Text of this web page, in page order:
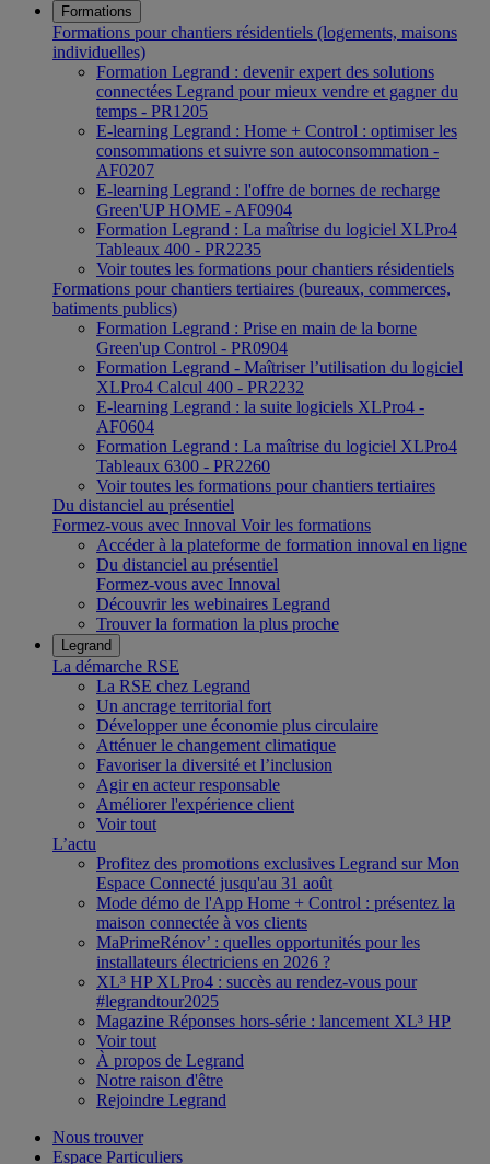
Formations
Formations pour chantiers résidentiels (logements, maisons
individuelles)
Formation Legrand : devenir expert des solutions
connectées Legrand pour mieux vendre et gagner du
temps - PR1205
E-learning Legrand : Home + Control : optimiser les
consommations et suivre son autoconsommation -
AF0207
E-learning Legrand : l'offre de bornes de recharge
Green'UP HOME - AF0904
Formation Legrand : La maîtrise du logiciel XLPro4
Tableaux 400 - PR2235
Voir toutes les formations pour chantiers résidentiels
Formations pour chantiers tertiaires (bureaux, commerces,
batiments publics)
Formation Legrand : Prise en main de la borne
Green'up Control - PR0904
Formation Legrand - Maîtriser l’utilisation du logiciel
XLPro4 Calcul 400 - PR2232
E-learning Legrand : la suite logiciels XLPro4 -
AF0604
Formation Legrand : La maîtrise du logiciel XLPro4
Tableaux 6300 - PR2260
Voir toutes les formations pour chantiers tertiaires
Du distanciel au présentiel
Formez-vous avec Innoval Voir les formations
Accéder à la plateforme de formation innoval en ligne
Du distanciel au présentiel
Formez-vous avec Innoval
Découvrir les webinaires Legrand
Trouver la formation la plus proche
Legrand
La démarche RSE
La RSE chez Legrand
Un ancrage territorial fort
Développer une économie plus circulaire
Atténuer le changement climatique
Favoriser la diversité et l’inclusion
Agir en acteur responsable
Améliorer l'expérience client
Voir tout
L’actu
Profitez des promotions exclusives Legrand sur Mon
Espace Connecté jusqu'au 31 août
Mode démo de l'App Home + Control : présentez la
maison connectée à vos clients
MaPrimeRénov’ : quelles opportunités pour les
installateurs électriciens en 2026 ?
XL³ HP XLPro4 : succès au rendez-vous pour
#legrandtour2025
Magazine Réponses hors-série : lancement XL³ HP
Voir tout
À propos de Legrand
Notre raison d'être
Rejoindre Legrand
Nous trouver
Espace Particuliers